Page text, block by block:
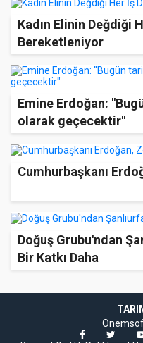
Kadın Elinin Değdiği
Bereketleniyor
Emine Erdoğan:
olarak geçecektir"
Cumhurbaşkanı
Doğuş Grubu'ndan
Bir Katkı Daha